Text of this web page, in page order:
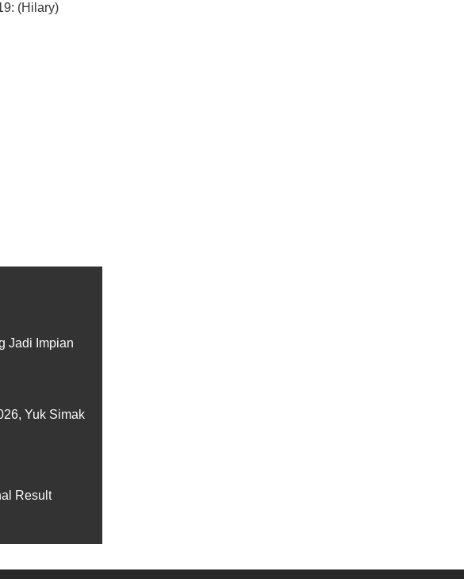
(Hilary)
Jadi Impian
Yuk Simak
Result